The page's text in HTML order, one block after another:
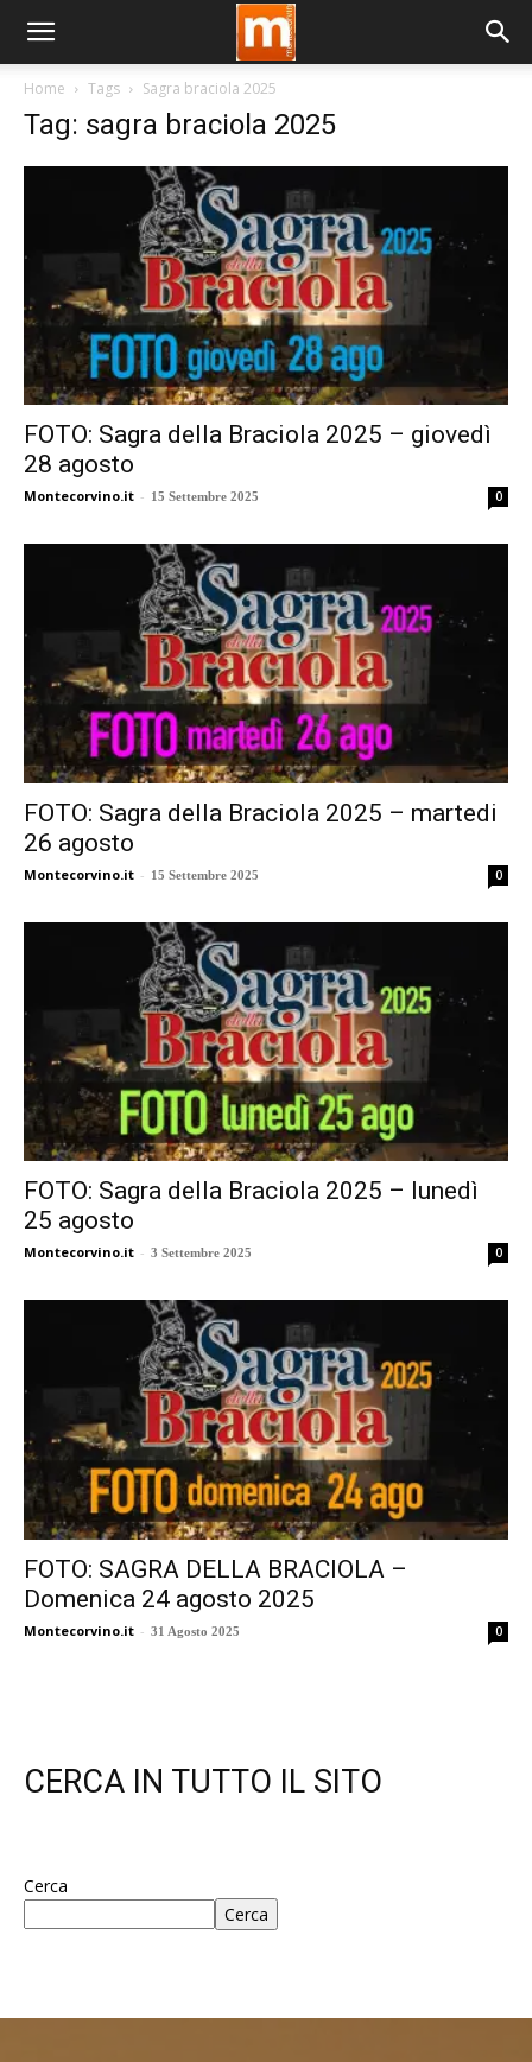
Home Tags Sagra braciola 2025
Tag: sagra braciola 2025
FOTO: Sagra della Braciola 2025 – giovedì
28 agosto
Montecorvino.it - 15 Settembre 2025 0
FOTO: Sagra della Braciola 2025 – martedi
26 agosto
Montecorvino.it - 15 Settembre 2025 0
FOTO: Sagra della Braciola 2025 – lunedì
25 agosto
Montecorvino.it - 3 Settembre 2025 0
FOTO: SAGRA DELLA BRACIOLA –
Domenica 24 agosto 2025
Montecorvino.it - 31 Agosto 2025 0
CERCA IN TUTTO IL SITO
Cerca
Cerca